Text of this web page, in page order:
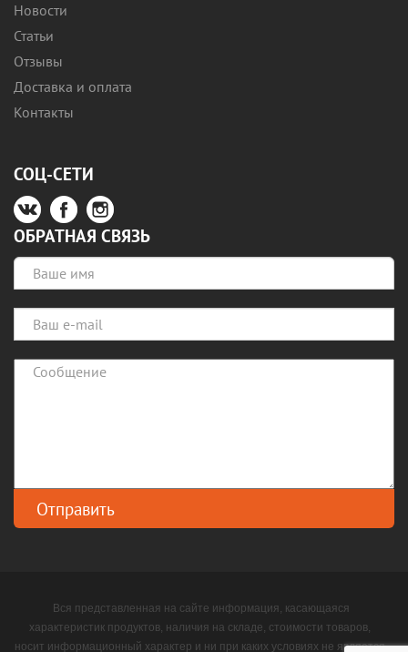
Новости
Статьи
Отзывы
Доставка и оплата
Контакты
СОЦ-СЕТИ
ОБРАТНАЯ СВЯЗЬ
Вся представленная на сайте информация, касающаяся
характеристик продуктов, наличия на складе, стоимости товаров,
носит информационный характер и ни при каких условиях не является